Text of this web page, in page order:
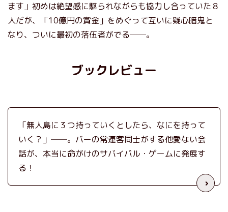
ます」初めは絶望感に駆られながらも協力し合っていた８
人だが、「10億円の賞金」をめぐって互いに疑心暗鬼と
なり、ついに最初の落伍者がでる──。
ブックレビュー
「無人島に３つ持っていくとしたら、なにを持って
いく？」──。バーの常連客同士がする他愛ない会
話が、本当に命がけのサバイバル・ゲームに発展す
る！